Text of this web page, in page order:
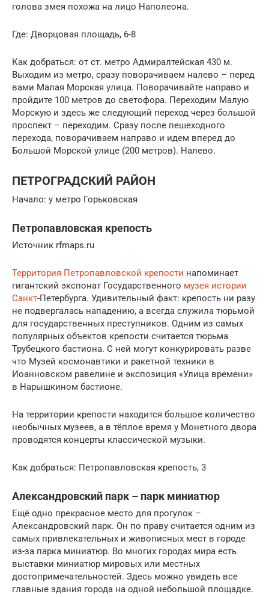
голова змея похожа на лицо Наполеона.
Где: Дворцовая площадь, 6-8
Как добраться: от ст. метро Адмиралтейская 430 м.
Выходим из метро, сразу поворачиваем налево – перед
вами Малая Морская улица. Поворачивайте направо и
пройдите 100 метров до светофора. Переходим Малую
Морскую и здесь же следующий переход через большой
проспект – переходим. Сразу после пешеходного
перехода, поворачиваем направо и идем вперед до
Большой Морской улице (200 метров). Налево.
ПЕТРОГРАДСКИЙ РАЙОН
Начало: у метро Горьковская
Петропавловская крепость
Источник rfmaps.ru
Территория Петропавловской крепости напоминает
гигантский экспонат Государственного музея истории
Санкт-Петербурга. Удивительный факт: крепость ни разу
не подвергалась нападению, а всегда служила тюрьмой
для государственных преступников. Одним из самых
популярных объектов крепости считается тюрьма
Трубецкого бастиона. С ней могут конкурировать разве
что Музей космонавтики и ракетной техники в
Иоанновском равелине и экспозиция «Улица времени»
в Нарышкином бастионе.
На территории крепости находится большое количество
необычных музеев, а в тёплое время у Монетного двора
проводятся концерты классической музыки.
Как добраться: Петропавловская крепость, 3
Александровский парк – парк миниатюр
Ещё одно прекрасное место для прогулок –
Александровский парк. Он по праву считается одним из
самых привлекательных и живописных мест в городе
из-за парка миниатюр. Во многих городах мира есть
выставки миниатюр мировых или местных
достопримечательностей. Здесь можно увидеть все
главные здания города на одной небольшой площадке.